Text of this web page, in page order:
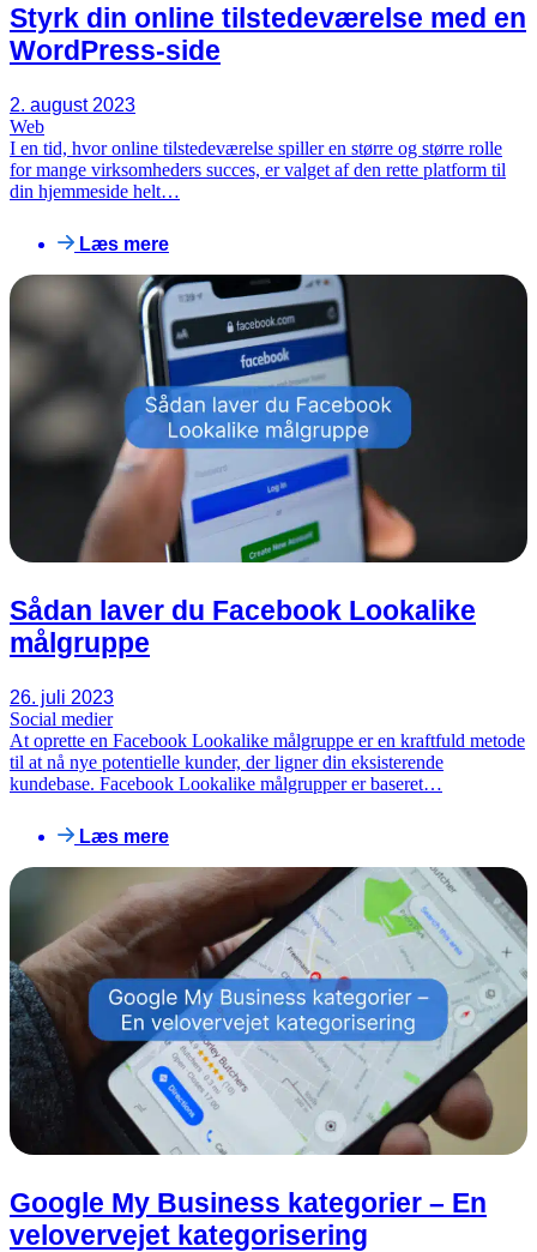
Styrk din online tilstedeværelse med en
WordPress-side
2. august 2023
Web
I en tid, hvor online tilstedeværelse spiller en større og større rolle
for mange virksomheders succes, er valget af den rette platform til
din hjemmeside helt…
Læs mere
Sådan laver du Facebook Lookalike
målgruppe
26. juli 2023
Social medier
At oprette en Facebook Lookalike målgruppe er en kraftfuld metode
til at nå nye potentielle kunder, der ligner din eksisterende
kundebase. Facebook Lookalike målgrupper er baseret…
Læs mere
Google My Business kategorier – En
velovervejet kategorisering